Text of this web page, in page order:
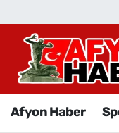
Afyon Haber
Afyon Haber